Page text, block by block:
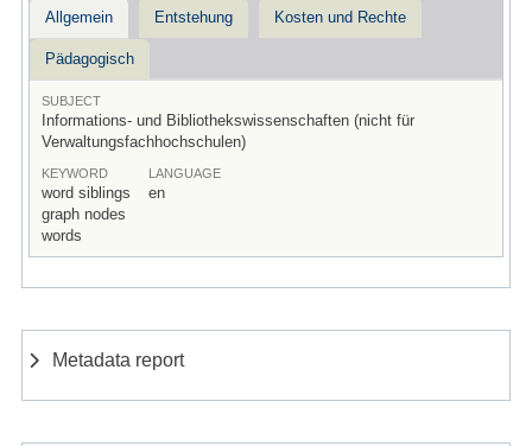
Allgemein Entstehung Kosten und Rechte
Pädagogisch
SUBJECT
Informations- und Bibliothekswissenschaften (nicht für
Verwaltungsfachhochschulen)
KEYWORD
word siblings
graph nodes
words
LANGUAGE
en
Metadata report